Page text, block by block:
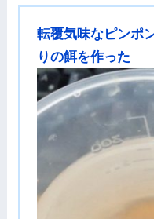
転覆気味なピンポ
りの餌を作った